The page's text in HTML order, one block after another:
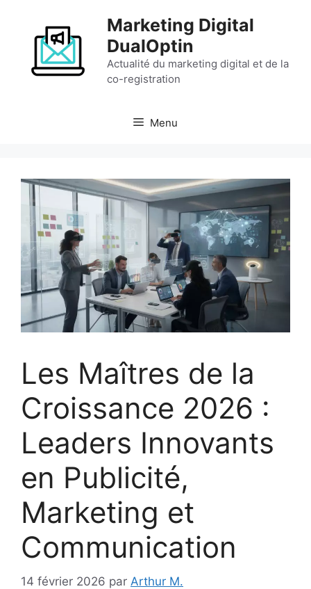
contenu
Marketing Digital
DualOptin
Actualité du marketing digital et de la
co-registration
Menu
Les Maîtres de la
Croissance 2026 :
Leaders Innovants
en Publicité,
Marketing et
Communication
14 février 2026 par Arthur M.